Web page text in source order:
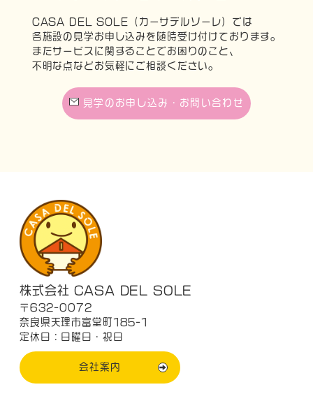
CASA DEL SOLE（カーサデルソーレ）では
各施設の見学お申し込みを随時受け付けております。
またサービスに関することでお困りのこと、
不明な点などお気軽にご相談ください。
見学のお申し込み・お問い合わせ
株式会社 CASA DEL SOLE
〒632-0072
奈良県天理市富堂町185-1
定休日：日曜日・祝日
会社案内